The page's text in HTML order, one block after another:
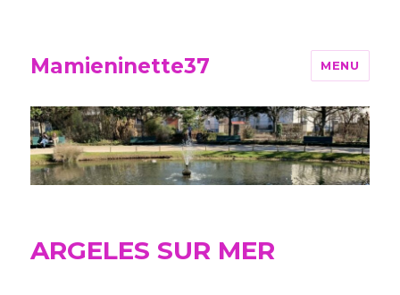
Mamieninette37 MENU
ARGELES SUR MER